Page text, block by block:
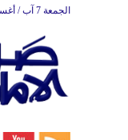
الجمعة 7 آب / أغسطس 2026